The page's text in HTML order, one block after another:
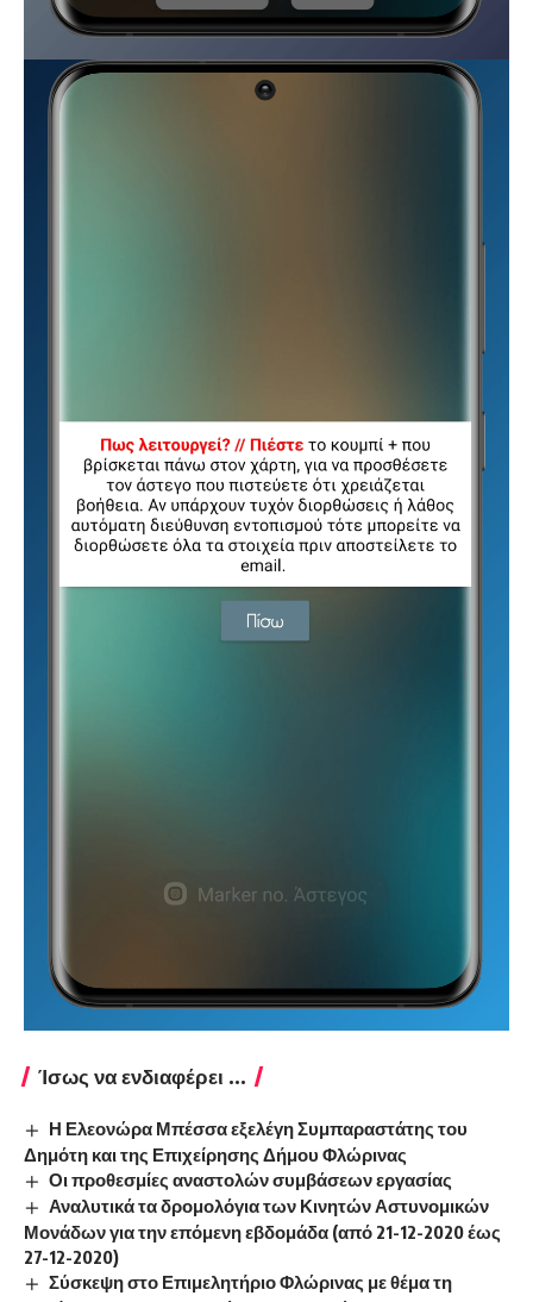
Ίσως να ενδιαφέρει ...
Η Ελεονώρα Μπέσσα εξελέγη Συμπαραστάτης του
Δημότη και της Επιχείρησης Δήμου Φλώρινας
Οι προθεσμίες αναστολών συμβάσεων εργασίας
Αναλυτικά τα δρομολόγια των Κινητών Αστυνομικών
Μονάδων για την επόμενη εβδομάδα (από 21-12-2020 έως
27-12-2020)
Σύσκεψη στο Επιμελητήριο Φλώρινας με θέμα τη